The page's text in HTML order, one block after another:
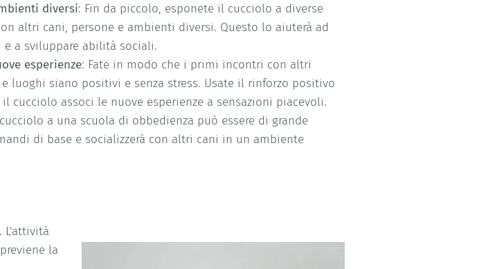
diversi: Fin da piccolo, esponete il cucciolo a diverse
altri cani, persone e ambienti diversi. Questo lo aiuterà ad
a sviluppare abilità sociali.
esperienze: Fate in modo che i primi incontri con altri
luoghi siano positivi e senza stress. Usate il rinforzo positivo
cucciolo associ le nuove esperienze a sensazioni piacevoli.
a una scuola di obbedienza può essere di grande
di base e socializzerà con altri cani in un ambiente
L'attività
la